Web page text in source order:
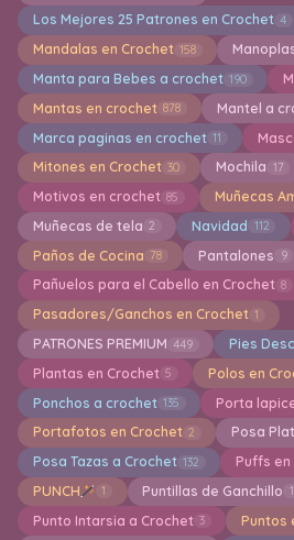
Los Mejores 25 Patrones en Crochet 4
Mandalas en Crochet 158
Manta para Bebes a crochet 190
Mantas en crochet 878 Mantel a
Marca paginas en crochet 11
Mitones en Crochet 30 Mochila 17
Motivos en crochet 85 Muñecas
Muñecas de tela 2 Navidad 112
Paños de Cocina 78 Pantalones 9
Pañuelos para el Cabello en Crochet 8
Pasadores/Ganchos en Crochet 1
PATRONES PREMIUM 449 Pies
Plantas en Crochet 5 Polos en
Ponchos a crochet 135 Porta
Portafotos en Crochet 2 Posa
Posa Tazas a Crochet 132 Puffs
PUNCH 1 Puntillas de Ganchillo
Punto Intarsia a Crochet 3 Puntos